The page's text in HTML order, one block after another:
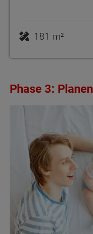
181 m²
Phase 3: Planen